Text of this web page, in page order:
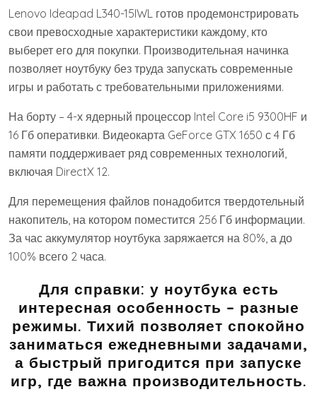
Lenovo Ideapad L340-15IWL готов продемонстрировать
свои превосходные характеристики каждому, кто
выберет его для покупки. Производительная начинка
позволяет ноутбуку без труда запускать современные
игры и работать с требовательными приложениями.
На борту – 4-х ядерный процессор Intel Core i5 9300HF и
16 Гб оперативки. Видеокарта GeForce GTX 1650 с 4 Гб
памяти поддерживает ряд современных технологий,
включая DirectX 12.
Для перемещения файлов понадобится твердотельный
накопитель, на котором поместится 256 Гб информации.
За час аккумулятор ноутбука заряжается на 80%, а до
100% всего 2 часа.
Для справки: у ноутбука есть
интересная особенность – разные
режимы. Тихий позволяет спокойно
заниматься ежедневными задачами,
а быстрый пригодится при запуске
игр, где важна производительность.